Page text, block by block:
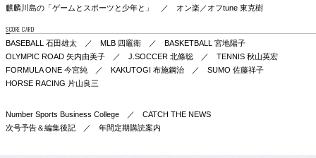
麒麟川島の「ゲームとスポーツと少年と」 ／ オン楽／オフtune 東克樹
SCORE CARD
BASEBALL 石田雄太 ／ MLB 四竈衛 ／ BASKETBALL 宮地陽子
OLYMPIC ROAD 矢内由美子 ／ J.SOCCER 北條聡 ／ TENNIS 秋山英宏
FORMULA ONE 今宮純 ／ KAKUTOGI 布施鋼治 ／ SUMO 佐藤祥子
HORSE RACING 片山良三
Number Sports Business College ／ CATCH THE NEWS
次号予告＆編集後記 ／ 年間定期購読案内